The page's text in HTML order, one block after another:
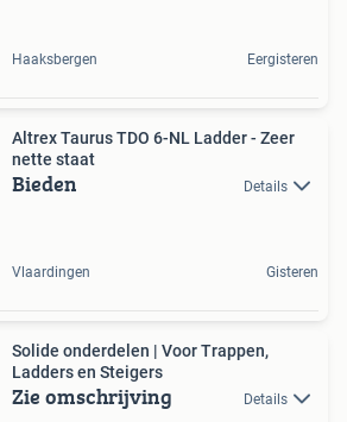
Haaksbergen Eergisteren
Altrex Taurus TDO 6-NL Ladder - Zeer
nette staat
Bieden Details
Vlaardingen Gisteren
Solide onderdelen | Voor Trappen,
Ladders en Steigers
Zie omschrijving Details